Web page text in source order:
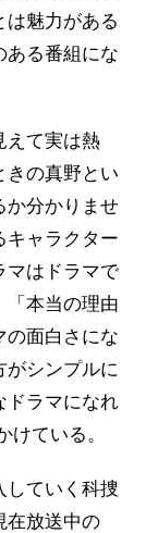
は魅力がある
ある番組にな
えて実は熱
きの真野とい
か分かりませ
キャラクター
マはドラマで
「本当の理由
の面白さにな
がシンプルに
ドラマになれ
ている。
していく科捜
在放送中の